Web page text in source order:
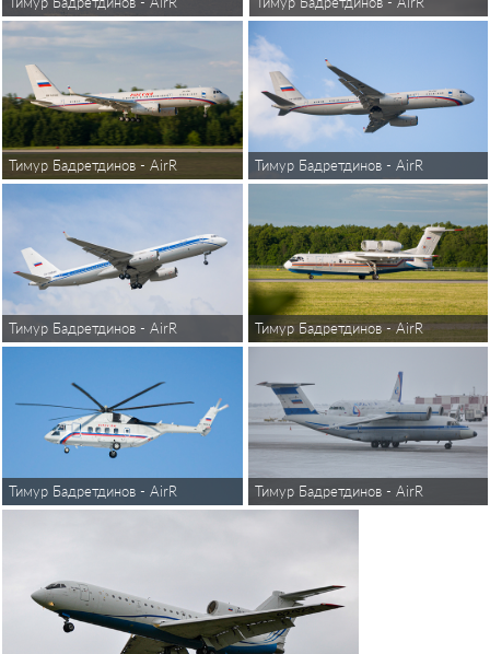
Тимур Бадретдинов - AirReview Тимур Бадретдинов - AirReview
Тимур Бадретдинов - AirReview Тимур Бадретдинов - AirReview
Тимур Бадретдинов - AirReview Тимур Бадретдинов - AirReview